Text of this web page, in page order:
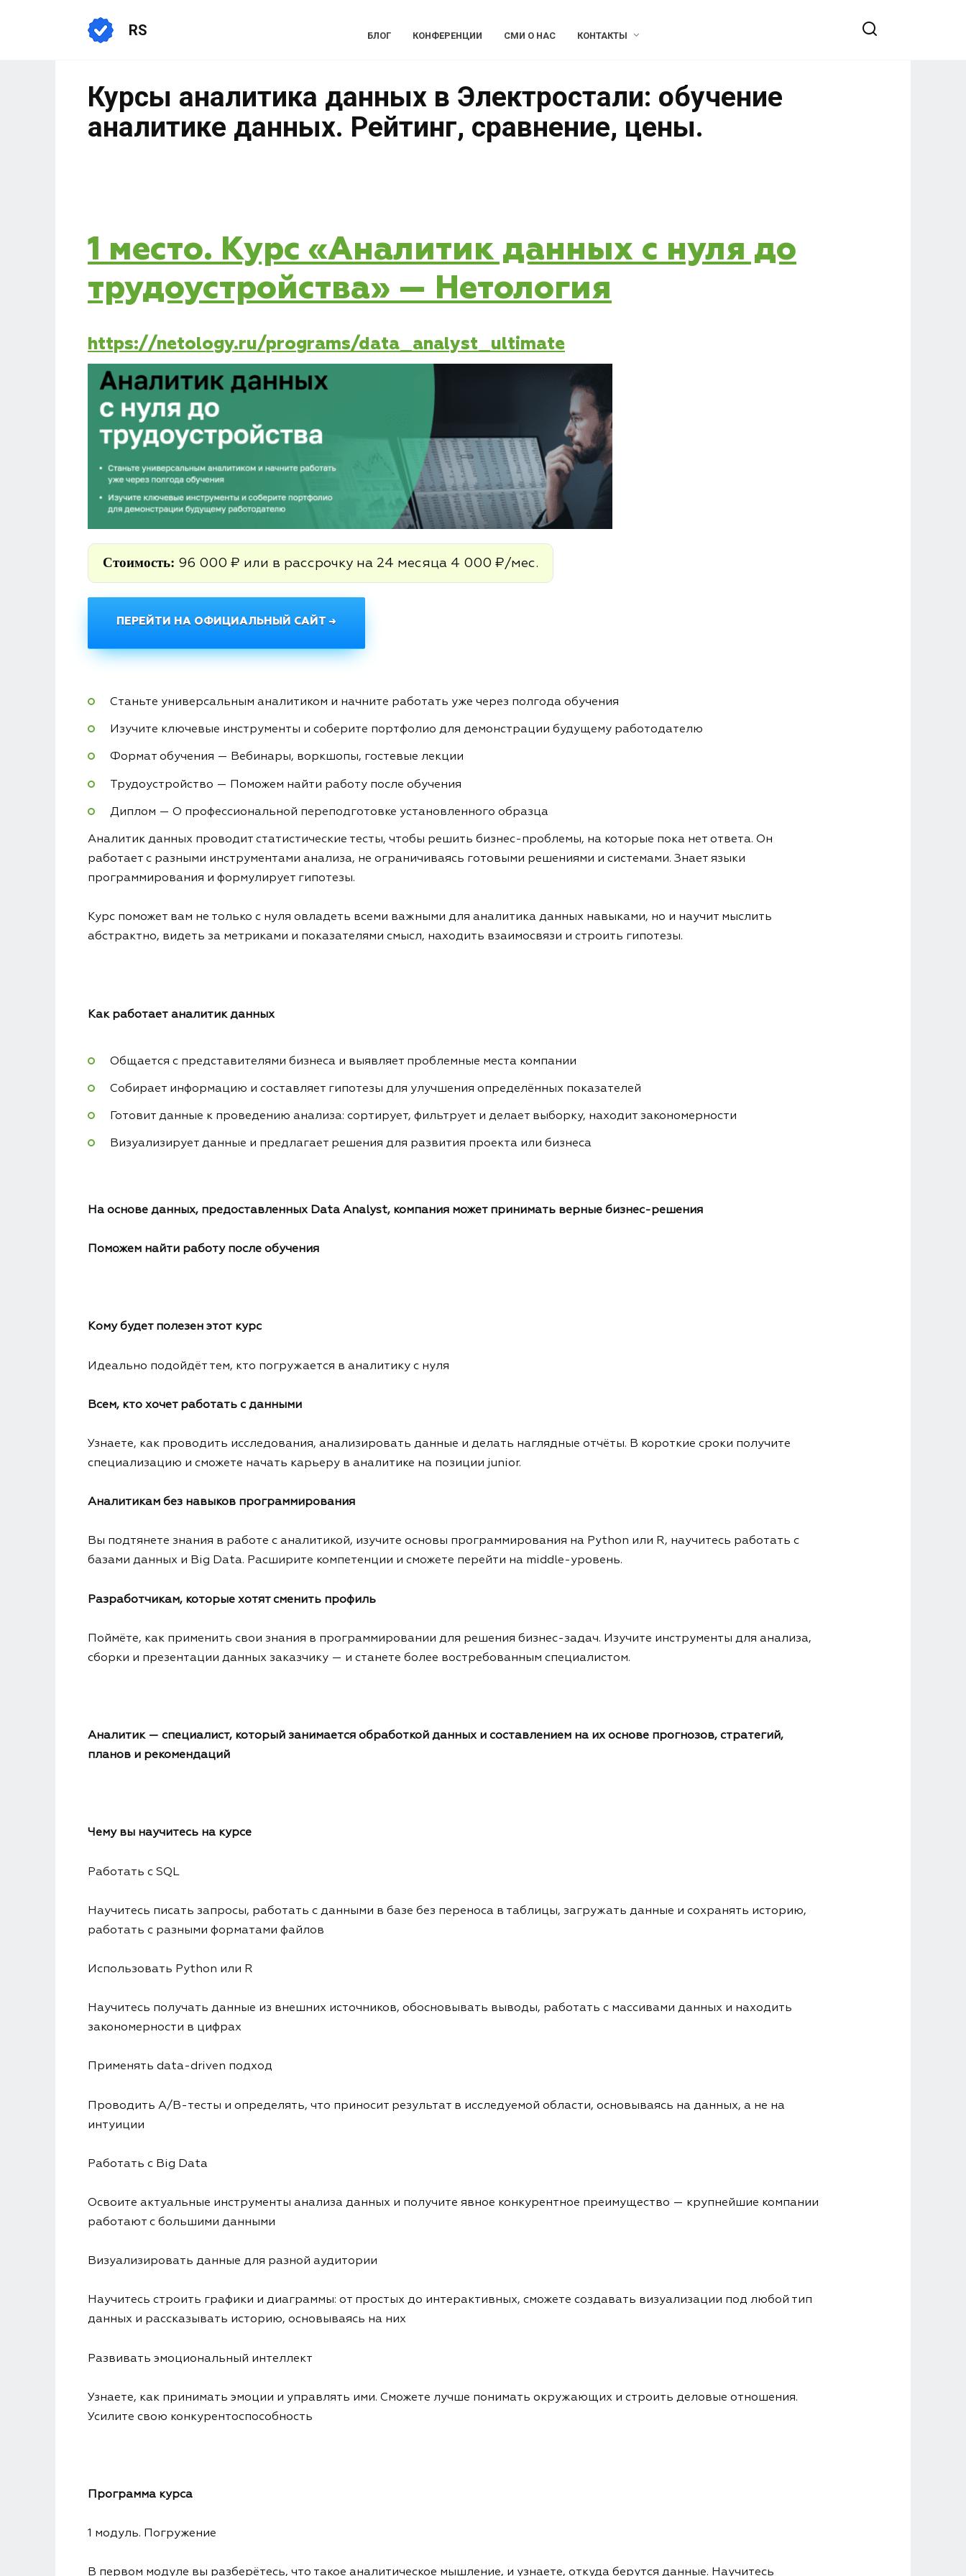
RS БЛОГ КОНФЕРЕНЦИИ СМИ О НАС КОНТАКТЫ
Курсы аналитика данных в Электростали: обучение
аналитике данных. Рейтинг, сравнение, цены.
1 место. Курс «Аналитик данных с нуля до
трудоустройства» — Нетология
https://netology.ru/programs/data_analyst_ultimate
Стоимость: 96 000 ₽ или в рассрочку на 24 месяца 4 000 ₽/мес.
ПЕРЕЙТИ НА ОФИЦИАЛЬНЫЙ САЙТ →
Станьте универсальным аналитиком и начните работать уже через полгода обучения
Изучите ключевые инструменты и соберите портфолио для демонстрации будущему работодателю
Формат обучения — Вебинары, воркшопы, гостевые лекции
Трудоустройство — Поможем найти работу после обучения
Диплом — О профессиональной переподготовке установленного образца
Аналитик данных проводит статистические тесты, чтобы решить бизнес-проблемы, на которые пока нет ответа. Он
работает с разными инструментами анализа, не ограничиваясь готовыми решениями и системами. Знает языки
программирования и формулирует гипотезы.
Курс поможет вам не только с нуля овладеть всеми важными для аналитика данных навыками, но и научит мыслить
абстрактно, видеть за метриками и показателями смысл, находить взаимосвязи и строить гипотезы.
Как работает аналитик данных
Общается с представителями бизнеса и выявляет проблемные места компании
Собирает информацию и составляет гипотезы для улучшения определённых показателей
Готовит данные к проведению анализа: сортирует, фильтрует и делает выборку, находит закономерности
Визуализирует данные и предлагает решения для развития проекта или бизнеса
На основе данных, предоставленных Data Analyst, компания может принимать верные бизнес-решения
Поможем найти работу после обучения
Кому будет полезен этот курс
Идеально подойдёт тем, кто погружается в аналитику с нуля
Всем, кто хочет работать с данными
Узнаете, как проводить исследования, анализировать данные и делать наглядные отчёты. В короткие сроки получите
специализацию и сможете начать карьеру в аналитике на позиции junior.
Аналитикам без навыков программирования
Вы подтянете знания в работе с аналитикой, изучите основы программирования на Python или R, научитесь работать с
базами данных и Big Data. Расширите компетенции и сможете перейти на middle-уровень.
Разработчикам, которые хотят сменить профиль
Поймёте, как применить свои знания в программировании для решения бизнес-задач. Изучите инструменты для анализа,
сборки и презентации данных заказчику — и станете более востребованным специалистом.
Аналитик — специалист, который занимается обработкой данных и составлением на их основе прогнозов, стратегий,
планов и рекомендаций
Чему вы научитесь на курсе
Работать с SQL
Научитесь писать запросы, работать с данными в базе без переноса в таблицы, загружать данные и сохранять историю,
работать с разными форматами файлов
Использовать Python или R
Научитесь получать данные из внешних источников, обосновывать выводы, работать с массивами данных и находить
закономерности в цифрах
Применять data-driven подход
Проводить A/B-тесты и определять, что приносит результат в исследуемой области, основываясь на данных, а не на
интуиции
Работать с Big Data
Освоите актуальные инструменты анализа данных и получите явное конкурентное преимущество — крупнейшие компании
работают с большими данными
Визуализировать данные для разной аудитории
Научитесь строить графики и диаграммы: от простых до интерактивных, сможете создавать визуализации под любой тип
данных и рассказывать историю, основываясь на них
Развивать эмоциональный интеллект
Узнаете, как принимать эмоции и управлять ими. Сможете лучше понимать окружающих и строить деловые отношения.
Усилите свою конкурентоспособность
Программа курса
1 модуль. Погружение
В первом модуле вы разберётесь, что такое аналитическое мышление, и узнаете, откуда берутся данные. Научитесь